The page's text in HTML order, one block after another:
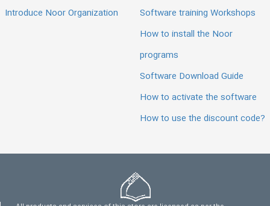
Introduce Noor Organization
Software training Workshops
How to install the Noor
programs
Software Download Guide
How to activate the software
How to use the discount code?